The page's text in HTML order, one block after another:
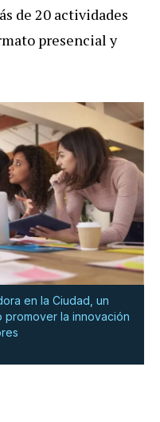
de 20 actividades
presencial y
en la Ciudad, un
la innovación